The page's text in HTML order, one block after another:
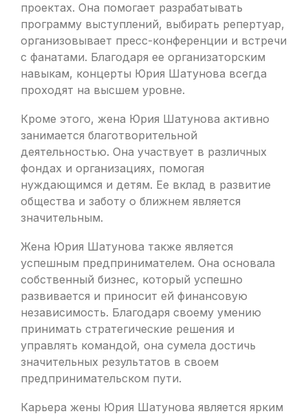
проектах. Она помогает разрабатывать
программу выступлений, выбирать репертуар,
организовывает пресс-конференции и встречи
с фанатами. Благодаря ее организаторским
навыкам, концерты Юрия Шатунова всегда
проходят на высшем уровне.
Кроме этого, жена Юрия Шатунова активно
занимается благотворительной
деятельностью. Она участвует в различных
фондах и организациях, помогая
нуждающимся и детям. Ее вклад в развитие
общества и заботу о ближнем является
значительным.
Жена Юрия Шатунова также является
успешным предпринимателем. Она основала
собственный бизнес, который успешно
развивается и приносит ей финансовую
независимость. Благодаря своему умению
принимать стратегические решения и
управлять командой, она сумела достичь
значительных результатов в своем
предпринимательском пути.
Карьера жены Юрия Шатунова является ярким